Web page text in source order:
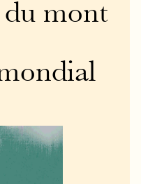
du mont